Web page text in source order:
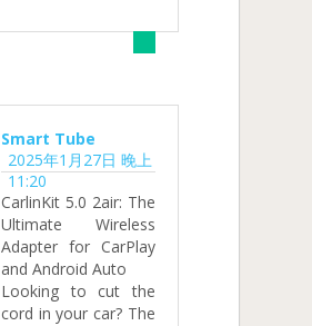
Smart Tube
2025年1月27日 晚上
11:20
CarlinKit 5.0 2air: The
Ultimate Wireless
Adapter for CarPlay
and Android Auto
Looking to cut the
cord in your car? The